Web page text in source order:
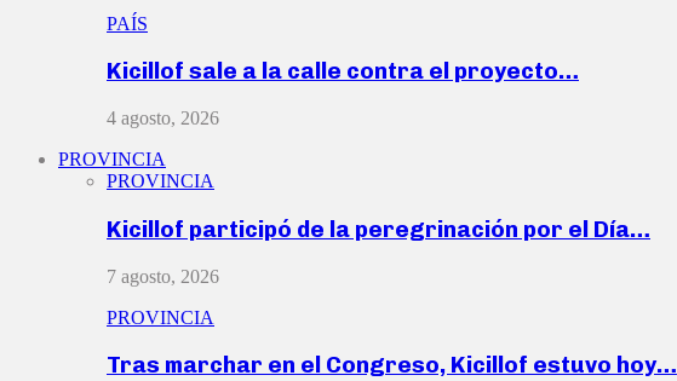
PAÍS
Kicillof sale a la calle contra el proyecto…
4 agosto, 2026
PROVINCIA
PROVINCIA
Kicillof participó de la peregrinación por el Día…
7 agosto, 2026
PROVINCIA
Tras marchar en el Congreso, Kicillof estuvo hoy…